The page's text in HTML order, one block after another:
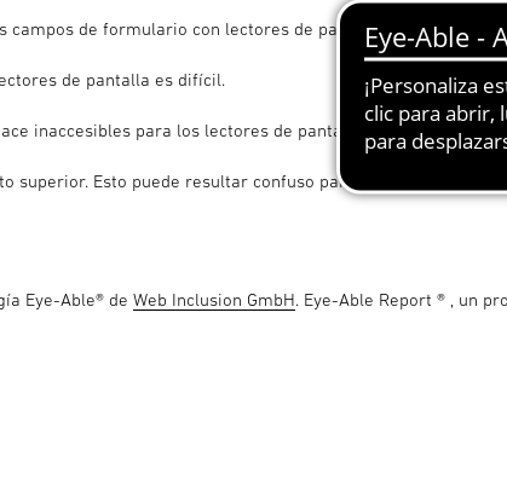
campos de formulario con lectores de pantalla es difícil.
de pantalla es difícil.
inaccesibles para los lectores de pantalla.
Esto puede resultar confuso para los usuarios de
Eye-Able® de Web Inclusion GmbH. Eye-Able Report ® , un